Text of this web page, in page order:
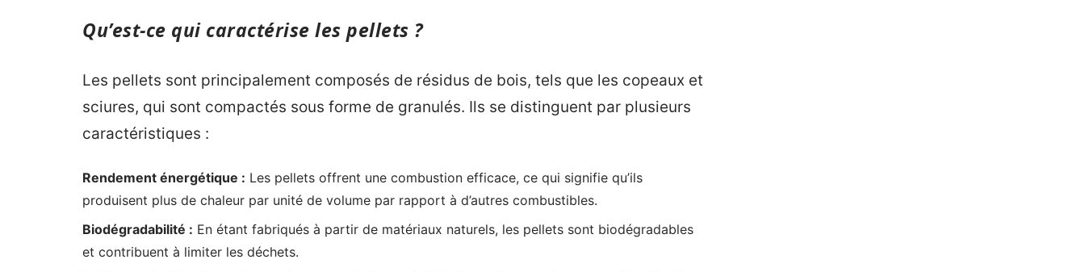
Qu’est-ce qui caractérise les pellets ?
Les pellets sont principalement composés de résidus de bois, tels que les copeaux et
sciures, qui sont compactés sous forme de granulés. Ils se distinguent par plusieurs
caractéristiques :
Rendement énergétique : Les pellets offrent une combustion efficace, ce qui signifie qu’ils
produisent plus de chaleur par unité de volume par rapport à d’autres combustibles.
Biodégradabilité : En étant fabriqués à partir de matériaux naturels, les pellets sont biodégradables
et contribuent à limiter les déchets.